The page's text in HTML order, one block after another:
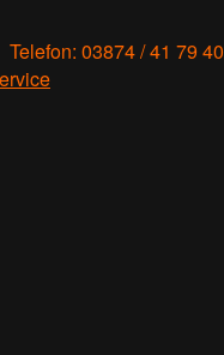
Telefon: 03874 / 41 79 40